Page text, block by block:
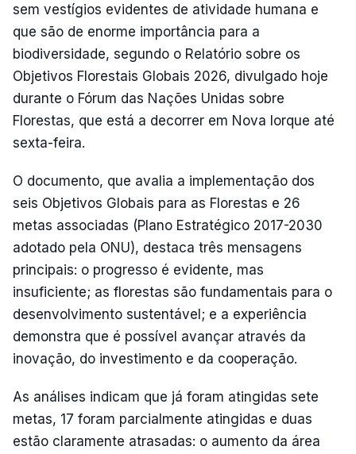
sem vestígios evidentes de atividade humana e
que são de enorme importância para a
biodiversidade, segundo o Relatório sobre os
Objetivos Florestais Globais 2026, divulgado hoje
durante o Fórum das Nações Unidas sobre
Florestas, que está a decorrer em Nova Iorque até
sexta-feira.
O documento, que avalia a implementação dos
seis Objetivos Globais para as Florestas e 26
metas associadas (Plano Estratégico 2017-2030
adotado pela ONU), destaca três mensagens
principais: o progresso é evidente, mas
insuficiente; as florestas são fundamentais para o
desenvolvimento sustentável; e a experiência
demonstra que é possível avançar através da
inovação, do investimento e da cooperação.
As análises indicam que já foram atingidas sete
metas, 17 foram parcialmente atingidas e duas
estão claramente atrasadas: o aumento da área